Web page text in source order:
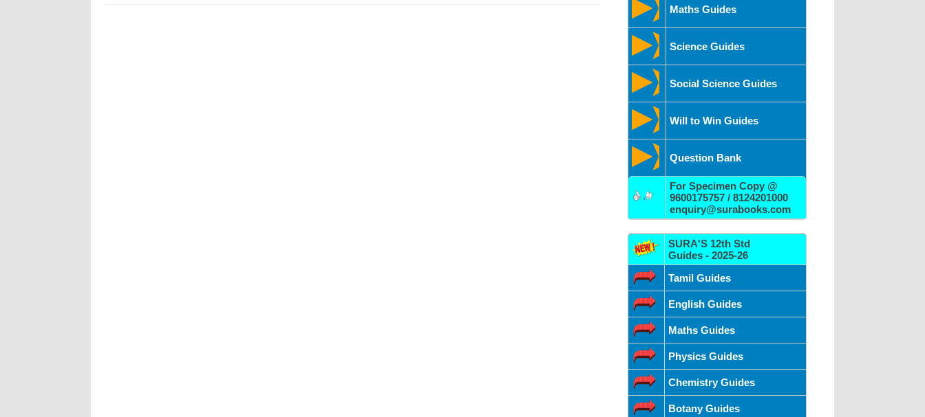
Maths Guides
Science Guides
Social Science Guides
Will to Win Guides
Question Bank
For Specimen Copy @
9600175757 / 8124201000
enquiry@surabooks.com
SURA'S 12th Std
Guides - 2025-26
Tamil Guides
English Guides
Maths Guides
Physics Guides
Chemistry Guides
Botany Guides